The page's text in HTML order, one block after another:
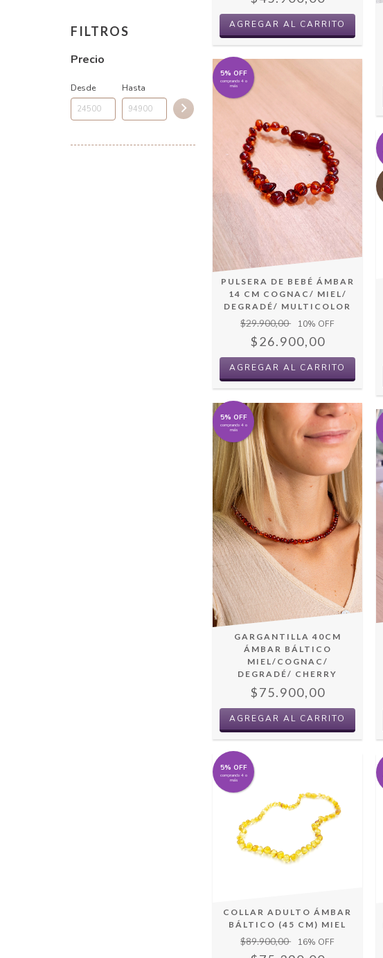
FILTROS
Precio
Desde Hasta
5% OFF
comprando 4 o
más
PULSERA DE BEBÉ ÁMBAR
14 CM COGNAC/ MIEL/
DEGRADÉ/ MULTICOLOR
$29.900,00 10% OFF
$26.900,00
AGREGAR AL CARRITO
5% OFF
comprando 4 o
más
GARGANTILLA 40CM
ÁMBAR BÁLTICO
MIEL/COGNAC/
DEGRADÉ/ CHERRY
$75.900,00
AGREGAR AL CARRITO
5% OFF
comprando 4 o
más
COLLAR ADULTO ÁMBAR
BÁLTICO (45 CM) MIEL
$89.900,00 16% OFF